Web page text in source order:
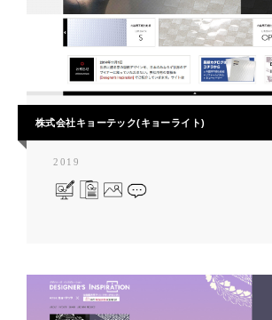
株式会社キョーテック(キョーライト)
2019